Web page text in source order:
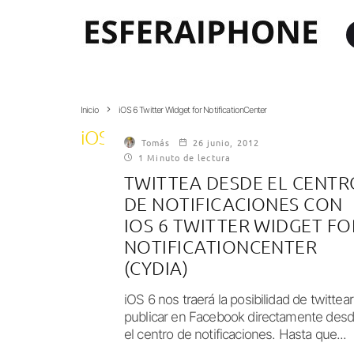
Inicio iOS 6 Twitter Widget for NotificationCenter
iOS 6 Twitter Widget for
Tomás
26 junio, 2012
1 Minuto de lectura
TWITTEA DESDE EL
DE NOTIFICACIONES CON
IOS 6 TWITTER WIDGET
NOTIFICATIONCENTER
(CYDIA)
iOS 6 nos traerá la posibilidad de
publicar en Facebook directamente
el centro de notificaciones. Hasta que...